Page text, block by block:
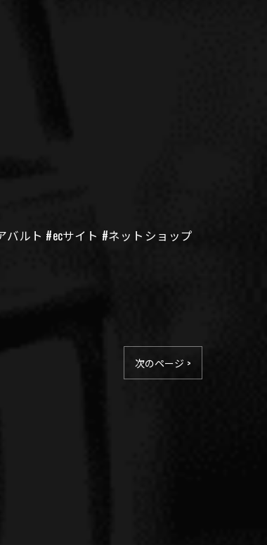
バルト #ecサイト #ネットショップ
次のページ >